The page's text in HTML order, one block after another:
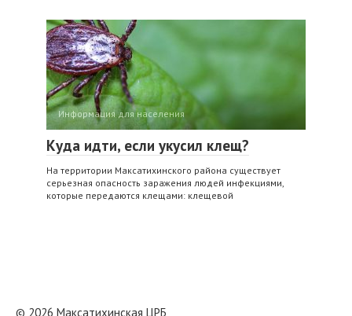
Информация для населения
Куда идти, если укусил клещ?
На территории Максатихинского района существует
серьезная опасность заражения людей инфекциями,
которые передаются клещами: клещевой
© 2026 Максатихинская ЦРБ